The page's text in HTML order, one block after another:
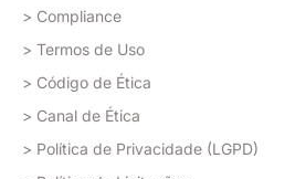
> Compliance
> Termos de Uso
> Código de Ética
> Canal de Ética
> Política de Privacidade (LGPD)